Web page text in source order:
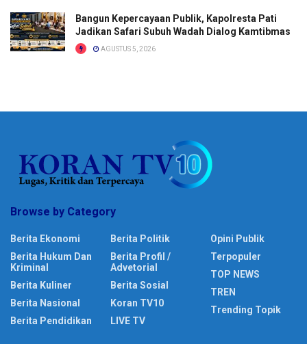
Bangun Kepercayaan Publik, Kapolresta Pati
Jadikan Safari Subuh Wadah Dialog Kamtibmas
AGUSTUS 5, 2026
Browse by Category
Berita Ekonomi
Berita Hukum Dan
Kriminal
Berita Kuliner
Berita Nasional
Berita Pendidikan
Berita Politik
Berita Profil /
Advetorial
Berita Sosial
Koran TV10
LIVE TV
Opini Publik
Terpopuler
TOP NEWS
TREN
Trending Topik